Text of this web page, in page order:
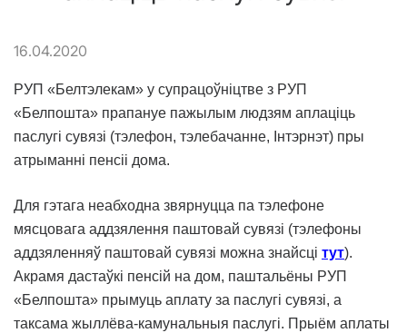
16.04.2020
РУП «Белтэлекам» у супрацоўніцтве з РУП
«Белпошта» прапануе пажылым людзям аплаціць
паслугі сувязі (тэлефон, тэлебачанне, Інтэрнэт) пры
атрыманні пенсіі дома.
Для гэтага неабходна звярнуцца па тэлефоне
мясцовага аддзялення паштовай сувязі (тэлефоны
аддзяленняў паштовай сувязі можна знайсці тут).
Акрамя дастаўкі пенсій на дом, паштальёны РУП
«Белпошта» прымуць аплату за паслугі сувязі, а
таксама жыллёва-камунальныя паслугі. Прыём аплаты